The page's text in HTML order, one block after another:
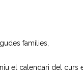
famílies,
el calendari del curs